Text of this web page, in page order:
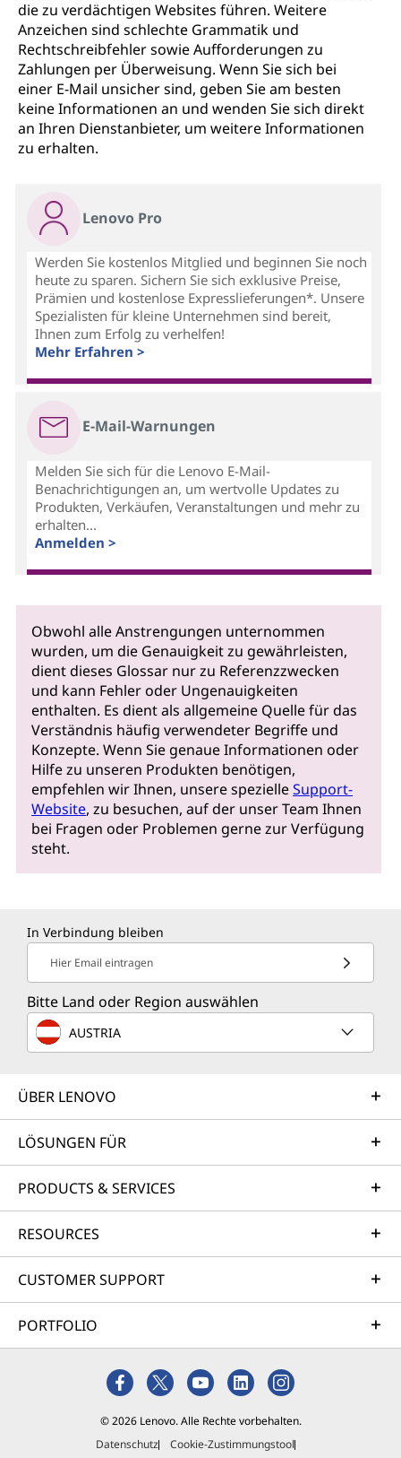
die zu verdächtigen Websites führen. Weitere
Anzeichen sind schlechte Grammatik und
Rechtschreibfehler sowie Aufforderungen zu
Zahlungen per Überweisung. Wenn Sie sich bei
einer E-Mail unsicher sind, geben Sie am besten
keine Informationen an und wenden Sie sich direkt
an Ihren Dienstanbieter, um weitere Informationen
zu erhalten.
Lenovo Pro
Werden Sie kostenlos Mitglied und beginnen Sie noch
heute zu sparen. Sichern Sie sich exklusive Preise,
Prämien und kostenlose Expresslieferungen*. Unsere
Spezialisten für kleine Unternehmen sind bereit,
Ihnen zum Erfolg zu verhelfen!
Mehr Erfahren >
E-Mail-Warnungen
Melden Sie sich für die Lenovo E-Mail-
Benachrichtigungen an, um wertvolle Updates zu
Produkten, Verkäufen, Veranstaltungen und mehr zu
erhalten...
Anmelden >
Obwohl alle Anstrengungen unternommen
wurden, um die Genauigkeit zu gewährleisten,
dient dieses Glossar nur zu Referenzzwecken
und kann Fehler oder Ungenauigkeiten
enthalten. Es dient als allgemeine Quelle für das
Verständnis häufig verwendeter Begriffe und
Konzepte. Wenn Sie genaue Informationen oder
Hilfe zu unseren Produkten benötigen,
empfehlen wir Ihnen, unsere spezielleSupport-
Website, zu besuchen, auf der unser Team Ihnen
bei Fragen oder Problemen gerne zur Verfügung
steht.
In Verbindung bleiben
Hier Email eintragen
Bitte Land oder Region auswählen
AUSTRIA
ÜBER LENOVO
LÖSUNGEN FÜR
PRODUCTS & SERVICES
RESOURCES
CUSTOMER SUPPORT
PORTFOLIO
© 2026 Lenovo. Alle Rechte vorbehalten.
Datenschutz
Cookie-Zustimmungstool